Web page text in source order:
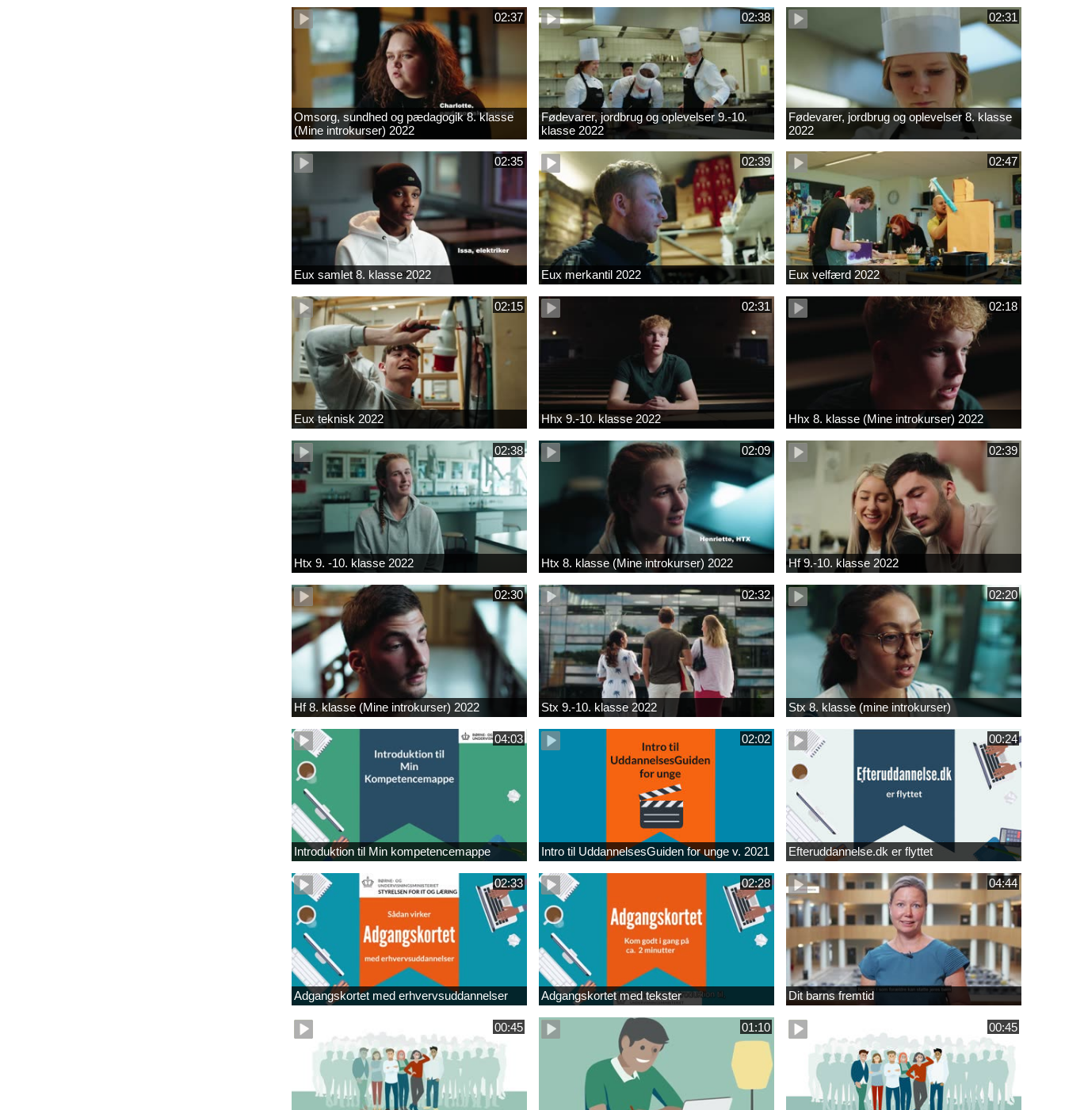
02:37
Omsorg, sundhed og pædagogik 8. klasse
(Mine introkurser) 2022
02:38
Fødevarer, jordbrug og oplevelser 9.-10.
klasse 2022
02:31
Fødevarer, jordbrug og oplevelser 8. klasse
2022
02:35
Eux samlet 8. klasse 2022
02:39
Eux merkantil 2022
02:47
Eux velfærd 2022
02:15
Eux teknisk 2022
02:31
Hhx 9.-10. klasse 2022
02:18
Hhx 8. klasse (Mine introkurser) 2022
02:38
Htx 9. -10. klasse 2022
02:09
Htx 8. klasse (Mine introkurser) 2022
02:39
Hf 9.-10. klasse 2022
02:30
Hf 8. klasse (Mine introkurser) 2022
02:32
Stx 9.-10. klasse 2022
02:20
Stx 8. klasse (mine introkurser)
04:03
Introduktion til Min kompetencemappe
02:02
Intro til UddannelsesGuiden for unge v. 2021
00:24
Efteruddannelse.dk er flyttet
02:33
Adgangskortet med erhvervsuddannelser
02:28
Adgangskortet med tekster
04:44
Dit barns fremtid
00:45 01:10 00:45